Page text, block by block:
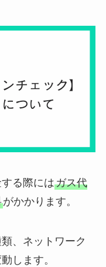
る際にはガス代
がかかります。
、ネットワーク
します。